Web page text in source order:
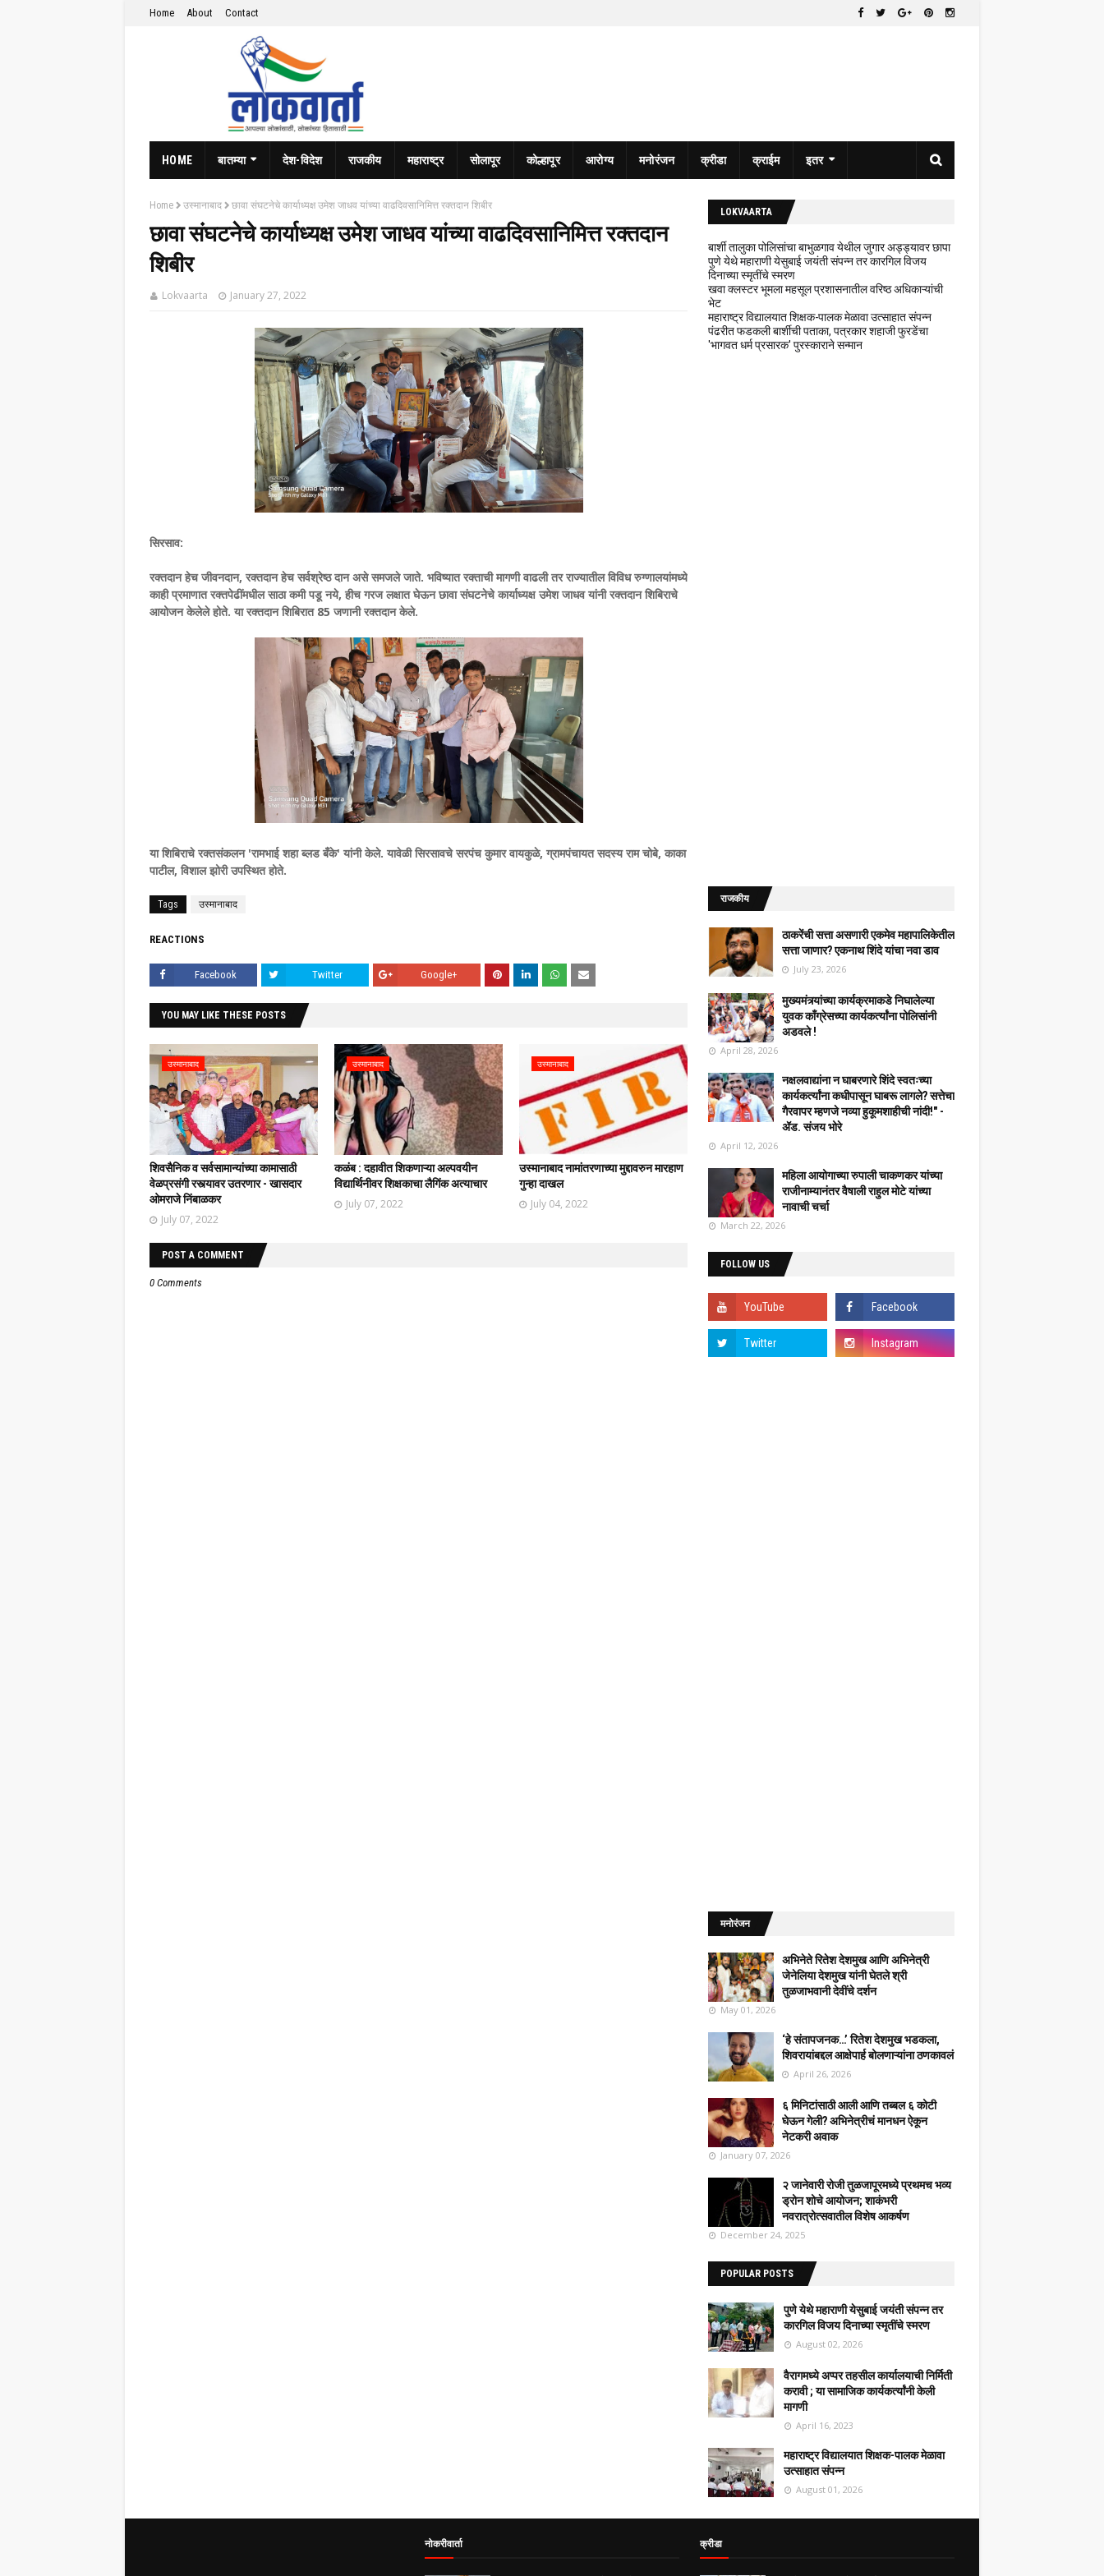
Home About Contact
HOME बातम्या देश-विदेश राजकीय महाराष्ट्र सोलापूर कोल्हापूर आरोग्य मनोरंजन क्रीडा क्राईम इतर
Home उस्मानाबाद छावा संघटनेचे कार्याध्यक्ष उमेश जाधव यांच्या वाढदिवसानिमित्त रक्तदान शिबीर
छावा संघटनेचे कार्याध्यक्ष उमेश जाधव यांच्या वाढदिवसानिमित्त रक्तदान
शिबीर
Lokvaarta January 27, 2022
सिरसाव:
रक्तदान हेच जीवनदान, रक्तदान हेच सर्वश्रेष्ठ दान असे समजले जाते. भविष्यात रक्ताची मागणी वाढली तर राज्यातील विविध रुग्णालयांमध्ये
काही प्रमाणात रक्तपेढींमधील साठा कमी पडू नये, हीच गरज लक्षात घेऊन छावा संघटनेचे कार्याध्यक्ष उमेश जाधव यांनी रक्तदान शिबिराचे
आयोजन केलेले होते. या रक्तदान शिबिरात 85 जणानी रक्तदान केले.
या शिबिराचे रक्तसंकलन 'रामभाई शहा ब्लड बँके' यांनी केले. यावेळी सिरसावचे सरपंच कुमार वायकुळे, ग्रामपंचायत सदस्य राम चोबे, काका
पाटील, विशाल झोरी उपस्थित होते.
Tags उस्मानाबाद
REACTIONS
Facebook Twitter Google+
YOU MAY LIKE THESE POSTS
उस्मानाबाद
शिवसैनिक व सर्वसामान्यांच्या कामासाठी
वेळप्रसंगी रस्त्यावर उतरणार - खासदार
ओमराजे निंबाळकर
July 07, 2022
उस्मानाबाद
कळंब : दहावीत शिकणाऱ्या अल्पवयीन
विद्यार्थिनीवर शिक्षकाचा लैगिंक अत्याचार
July 07, 2022
उस्मानाबाद
उस्मानाबाद नामांतरणाच्या मुद्दावरुन मारहाण
गुन्हा दाखल
July 04, 2022
POST A COMMENT
0 Comments
LOKVAARTA
बार्शी तालुका पोलिसांचा बाभुळगाव येथील जुगार अड्ड्यावर छापा
पुणे येथे महाराणी येसुबाई जयंती संपन्न तर कारगिल विजय
दिनाच्या स्मृतींचे स्मरण
खवा क्लस्टर भूमला महसूल प्रशासनातील वरिष्ठ अधिकाऱ्यांची
भेट
महाराष्ट्र विद्यालयात शिक्षक-पालक मेळावा उत्साहात संपन्न
पंढरीत फडकली बार्शीची पताका, पत्रकार शहाजी फुरडेंचा
'भागवत धर्म प्रसारक' पुरस्काराने सन्मान
राजकीय
ठाकरेंची सत्ता असणारी एकमेव महापालिकेतील
सत्ता जाणार? एकनाथ शिंदे यांचा नवा डाव
July 23, 2026
मुख्यमंत्र्यांच्या कार्यक्रमाकडे निघालेल्या
युवक काँग्रेसच्या कार्यकर्त्यांना पोलिसांनी
अडवले !
April 28, 2026
नक्षलवाद्यांना न घाबरणारे शिंदे स्वतःच्या
कार्यकर्त्यांना कधीपासून घाबरू लागले? सत्तेचा
गैरवापर म्हणजे नव्या हुकूमशाहीची नांदी!" -
ॲड. संजय भोरे
April 12, 2026
महिला आयोगाच्या रुपाली चाकणकर यांच्या
राजीनाम्यानंतर वैषाली राहुल मोटे यांच्या
नावाची चर्चा
March 22, 2026
FOLLOW US
मनोरंजन
अभिनेते रितेश देशमुख आणि अभिनेत्री
जेनेलिया देशमुख यांनी घेतले श्री
तुळजाभवानी देवींचे दर्शन
May 01, 2026
‘हे संतापजनक…’ रितेश देशमुख भडकला,
शिवरायांबद्दल आक्षेपार्ह बोलणाऱ्यांना ठणकावलं
April 26, 2026
६ मिनिटांसाठी आली आणि तब्बल ६ कोटी
घेऊन गेली? अभिनेत्रीचं मानधन ऐकून
नेटकरी अवाक
January 07, 2026
२ जानेवारी रोजी तुळजापूरमध्ये प्रथमच भव्य
ड्रोन शोचे आयोजन; शाकंभरी
नवरात्रोत्सवातील विशेष आकर्षण
December 24, 2025
POPULAR POSTS
पुणे येथे महाराणी येसुबाई जयंती संपन्न तर
कारगिल विजय दिनाच्या स्मृतींचे स्मरण
August 02, 2026
वैरागमध्ये अप्पर तहसील कार्यालयाची निर्मिती
करावी ; या सामाजिक कार्यकर्त्यांनी केली
मागणी
April 16, 2023
महाराष्ट्र विद्यालयात शिक्षक-पालक मेळावा
उत्साहात संपन्न
August 01, 2026
नोकरीवार्ता क्रीडा